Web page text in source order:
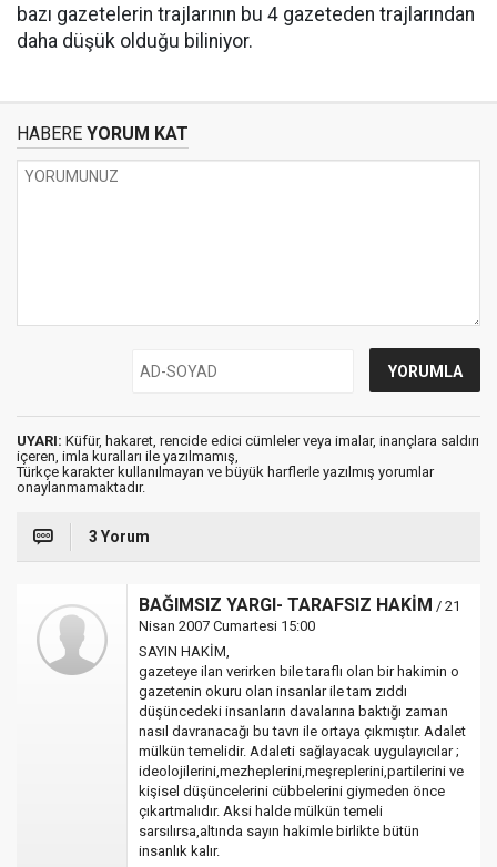
bazı gazetelerin trajlarının bu 4 gazeteden trajlarından
daha düşük olduğu biliniyor.
HABERE YORUM KAT
UYARI: Küfür, hakaret, rencide edici cümleler veya imalar, inançlara saldırı
içeren, imla kuralları ile yazılmamış,
Türkçe karakter kullanılmayan ve büyük harflerle yazılmış yorumlar
onaylanmamaktadır.
3 Yorum
BAĞIMSIZ YARGI- TARAFSIZ HAKİM / 21
Nisan 2007 Cumartesi 15:00
SAYIN HAKİM,
gazeteye ilan verirken bile taraflı olan bir hakimin o
gazetenin okuru olan insanlar ile tam zıddı
düşüncedeki insanların davalarına baktığı zaman
nasıl davranacağı bu tavrı ile ortaya çıkmıştır. Adalet
mülkün temelidir. Adaleti sağlayacak uygulayıcılar ;
ideolojilerini,mezheplerini,meşreplerini,partilerini ve
kişisel düşüncelerini cübbelerini giymeden önce
çıkartmalıdır. Aksi halde mülkün temeli
sarsılırsa,altında sayın hakimle birlikte bütün
insanlık kalır.